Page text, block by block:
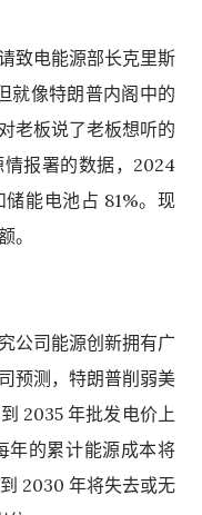
致电能源部长克里斯
就像特朗普内阁中的
老板说了老板想听的
报署的数据，2024
能电池占 81%。现
。
公司能源创新拥有广
预测，特朗普削弱美
2035 年批发电价上
年的累计能源成本将
2030 年将失去或无